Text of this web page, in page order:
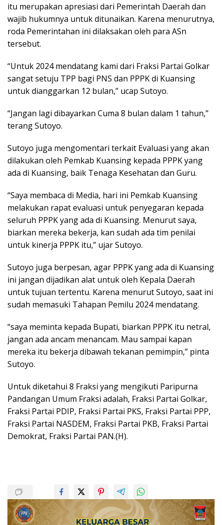
itu merupakan apresiasi dari Pemerintah Daerah dan
wajib hukumnya untuk ditunaikan. Karena menurutnya,
roda Pemerintahan ini dilaksakan oleh para ASn
tersebut.
“Untuk 2024 mendatang kami dari Fraksi Partai Golkar
sangat setuju TPP bagi PNS dan PPPK di Kuansing
untuk dianggarkan 12 bulan,” ucap Sutoyo.
“Jangan lagi dibayarkan Cuma 8 bulan dalam 1 tahun,”
terang Sutoyo.
Sutoyo juga mengomentari terkait Evaluasi yang akan
dilakukan oleh Pemkab Kuansing kepada PPPK yang
ada di Kuansing, baik Tenaga Kesehatan dan Guru.
“Saya membaca di Media, hari ini Pemkab Kuansing
melakukan rapat evaluasi untuk penyegaran kepada
seluruh PPPK yang ada di Kuansing. Menurut saya,
biarkan mereka bekerja, kan sudah ada tim penilai
untuk kinerja PPPK itu,” ujar Sutoyo.
Sutoyo juga berpesan, agar PPPK yang ada di Kuansing
ini jangan dijadikan alat untuk oleh Kepala Daerah
untuk tujuan tertentu. Karena menurut Sutoyo, saat ini
sudah memasuki Tahapan Pemilu 2024 mendatang.
“saya meminta kepada Bupati, biarkan PPPK itu netral,
jangan ada ancam menancam. Mau sampai kapan
mereka itu bekerja dibawah tekanan pemimpin,” pinta
Sutoyo.
Untuk diketahui 8 Fraksi yang mengikuti Paripurna
Pandangan Umum Fraksi adalah, Fraksi Partai Golkar,
Fraksi Partai PDIP, Fraksi Partai PKS, Fraksi Partai PPP,
Fraksi Partai NASDEM, Fraksi Partai PKB, Fraksi Partai
Demokrat, Fraksi Partai PAN.(H).